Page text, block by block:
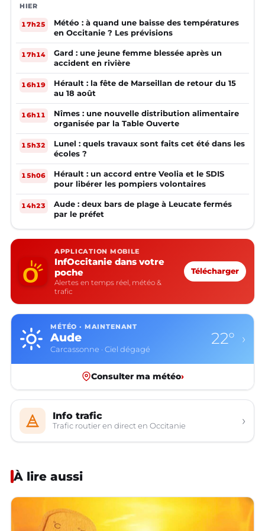
HIER
17h25
Météo : à quand une baisse des températures
en Occitanie ? Les prévisions
17h14
Gard : une jeune femme blessée après un
accident en rivière
16h19
Hérault : la fête de Marseillan de retour du 15
au 18 août
16h11
Nîmes : une nouvelle distribution alimentaire
organisée par la Table Ouverte
15h32
Lunel : quels travaux sont faits cet été dans les
écoles ?
15h06
Hérault : un accord entre Veolia et le SDIS
pour libérer les pompiers volontaires
14h23
Aude : deux bars de plage à Leucate fermés
par le préfet
APPLICATION MOBILE
InfOccitanie dans votre
poche
Alertes en temps réel, météo &
trafic
Télécharger
MÉTÉO · MAINTENANT
Aude
Carcassonne · Ciel dégagé
22° ›
Consulter ma météo›
Info trafic
Trafic routier en direct en Occitanie ›
À lire aussi